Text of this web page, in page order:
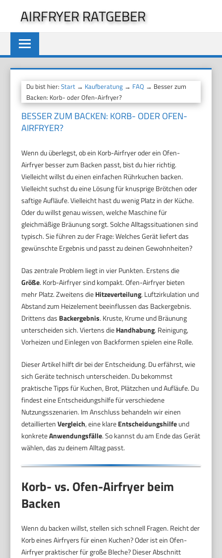
springen
AIRFRYER RATGEBER
Du bist hier:Start → Kaufberatung → FAQ → Besser zum
Backen: Korb- oder Ofen-Airfryer?
BESSER ZUM BACKEN: KORB- ODER OFEN-
AIRFRYER?
Wenn du überlegst, ob ein Korb-Airfryer oder ein Ofen-
Airfryer besser zum Backen passt, bist du hier richtig.
Vielleicht willst du einen einfachen Rührkuchen backen.
Vielleicht suchst du eine Lösung für knusprige Brötchen oder
saftige Aufläufe. Vielleicht hast du wenig Platz in der Küche.
Oder du willst genau wissen, welche Maschine für
gleichmäßige Bräunung sorgt. Solche Alltagssituationen sind
typisch. Sie führen zu der Frage: Welches Gerät liefert das
gewünschte Ergebnis und passt zu deinen Gewohnheiten?
Das zentrale Problem liegt in vier Punkten. Erstens die
Größe. Korb-Airfryer sind kompakt. Ofen-Airfryer bieten
mehr Platz. Zweitens dieHitzeverteilung. Luftzirkulation und
Abstand zum Heizelement beeinflussen das Backergebnis.
Drittens das Backergebnis. Kruste, Krume und Bräunung
unterscheiden sich. Viertens dieHandhabung. Reinigung,
Vorheizen und Einlegen von Backformen spielen eine Rolle.
Dieser Artikel hilft dir bei der Entscheidung. Du erfährst, wie
sich Geräte technisch unterscheiden. Du bekommst
praktische Tipps für Kuchen, Brot, Plätzchen und Aufläufe. Du
findest eine Entscheidungshilfe für verschiedene
Nutzungsszenarien. Im Anschluss behandeln wir einen
detailliertenVergleich, eine klareEntscheidungshilfeund
konkreteAnwendungsfälle. So kannst du am Ende das Gerät
wählen, das zu deinem Alltag passt.
Korb- vs. Ofen-Airfryer beim
Backen
Wenn du backen willst, stellen sich schnell Fragen. Reicht der
Korb eines Airfryers für einen Kuchen? Oder ist ein Ofen-
Airfryer praktischer für große Bleche? Dieser Abschnitt